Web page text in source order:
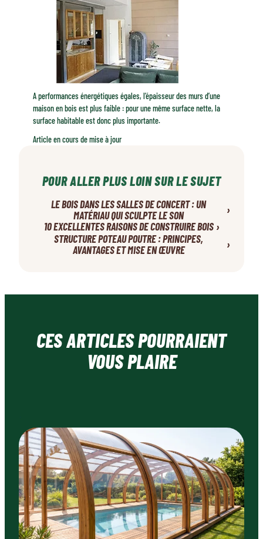
A performances énergétiques égales, l’épaisseur des murs d’une
maison en bois est plus faible : pour une même surface nette, la
surface habitable est donc plus importante.
Article en cours de mise à jour
POUR ALLER PLUS LOIN SUR LE SUJET
LE BOIS DANS LES SALLES DE CONCERT : UN
MATÉRIAU QUI SCULPTE LE SON
›
10 EXCELLENTES RAISONS DE CONSTRUIRE BOIS›
STRUCTURE POTEAU POUTRE : PRINCIPES,
AVANTAGES ET MISE EN ŒUVRE
›
CES ARTICLES POURRAIENT
VOUS PLAIRE